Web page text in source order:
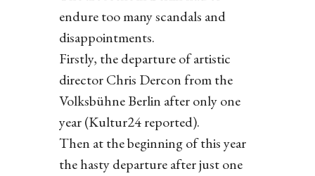
endure too many scandals and
disappointments.
Firstly, the departure of artistic
director Chris Dercon from the
Volksbühne Berlin after only one
year (Kultur24 reported).
Then at the beginning of this year
the hasty departure after just one